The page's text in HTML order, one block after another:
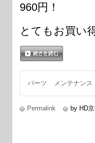
960円！
とてもお買い
パーツ メンテナンス
Permalink by HD